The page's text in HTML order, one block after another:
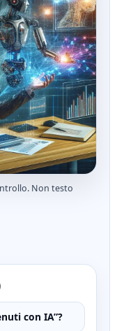
Non testo
con IA”?